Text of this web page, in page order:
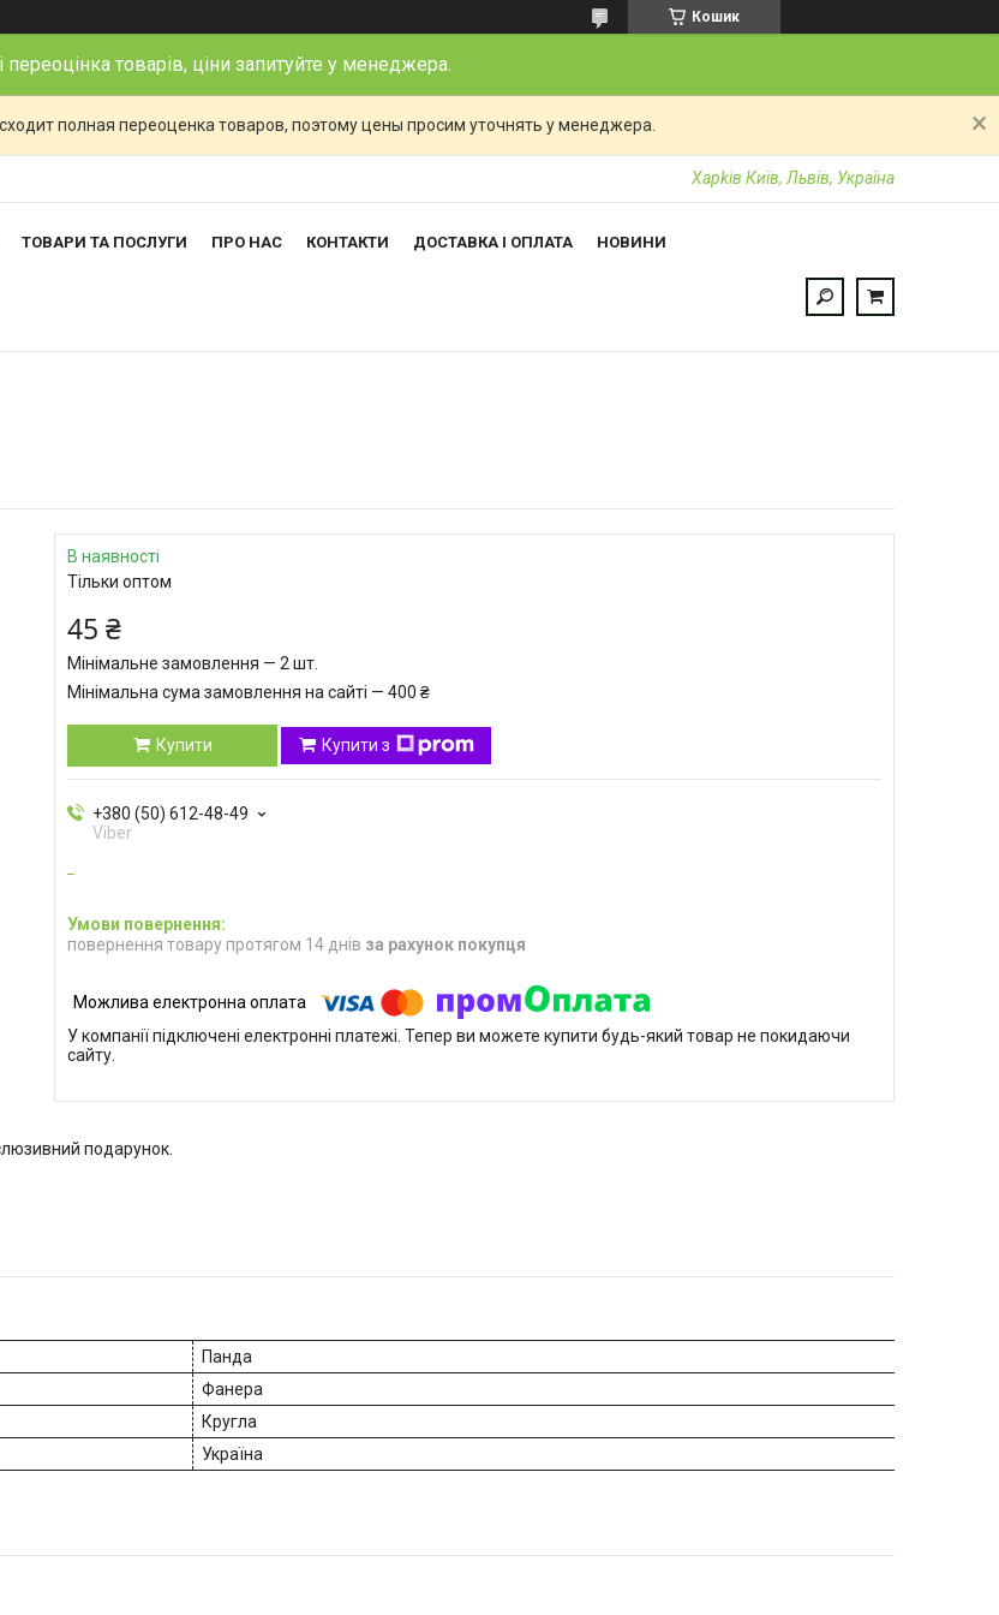
Кошик
переоцінка товарів, ціни запитуйте у менеджера.
полная переоценка товаров, поэтому цены просим уточнять у менеджера.
Харkiв Київ, Львів, Україна
ТОВАРИ ТА ПОСЛУГИ ПРО НАС КОНТАКТИ ДОСТАВКА І ОПЛАТА НОВИНИ
В наявності
Тільки оптом
45 ₴
Мінімальне замовлення — 2 шт.
Мінімальна сума замовлення на сайті — 400 ₴
Купити Купити з
+380 (50) 612-48-49
Viber
повернення товару протягом 14 днів за рахунок покупця
У компанії підключені електронні платежі. Тепер ви можете купити будь-який товар не покидаючи
сайту.
подарунок.
Панда
Фанера
Кругла
Україна